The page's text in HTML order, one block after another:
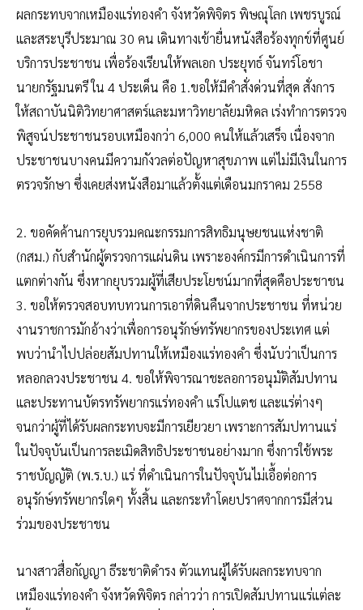
ผลกระทบจากเหมืองแร่ทองคำ จังหวัดพิจิตร พิษณุโลก เพชรบูรณ์
และสระบุรีประมาณ 30 คน เดินทางเข้ายื่นหนังสือร้องทุกข์ที่ศูนย์
บริการประชาชน เพื่อร้องเรียนให้พลเอก ประยุทธ์ จันทร์โอชา
นายกรัฐมนตรี ใน 4 ประเด็น คือ 1.ขอให้มีคำสั่งด่วนที่สุด สั่งการ
ให้สถาบันนิติวิทยาศาสตร์และมหาวิทยาลัยมหิดล เร่งทำการตรวจ
พิสูจน์ประชาชนรอบเหมืองกว่า 6,000 คนให้แล้วเสร็จ เนื่องจาก
ประชาชนบางคนมีความกังวลต่อปัญหาสุขภาพ แต่ไม่มีเงินในการ
ตรวจรักษา ซึ่งเคยส่งหนังสือมาแล้วตั้งแต่เดือนมกราคม 2558
2. ขอคัดค้านการยุบรวมคณะกรรมการสิทธิมนุษยชนแห่งชาติ
(กสม.) กับสำนักผู้ตรวจการแผ่นดิน เพราะองค์กรมีการดำเนินการที่
แตกต่างกัน ซึ่งหากยุบรวมผู้ที่เสียประโยชน์มากที่สุดคือประชาชน
3. ขอให้ตรวจสอบทบทวนการเอาที่ดินคืนจากประชาชน ที่หน่วย
งานราชการมักอ้างว่าเพื่อการอนุรักษ์ทรัพยากรของประเทศ แต่
พบว่านำไปปล่อยสัมปทานให้เหมืองแร่ทองคำ ซึ่งนับว่าเป็นการ
หลอกลวงประชาชน 4. ขอให้พิจารณาชะลอการอนุมัติสัมปทาน
และประทานบัตรทรัพยากรแร่ทองคำ แร่โปแตช และแร่ต่างๆ
จนกว่าผู้ที่ได้รับผลกระทบจะมีการเยียวยา เพราะการสัมปทานแร่
ในปัจจุบันเป็นการละเมิดสิทธิประชาชนอย่างมาก ซึ่งการใช้พระ
ราชบัญญัติ (พ.ร.บ.) แร่ ที่ดำเนินการในปัจจุบันไม่เอื้อต่อการ
อนุรักษ์ทรัพยากรใดๆ ทั้งสิ้น และกระทำโดยปราศจากการมีส่วน
ร่วมของประชาชน
นางสาวสื่อกัญญา ธีระชาติดำรง ตัวแทนผู้ได้รับผลกระทบจาก
เหมืองแร่ทองคำ จังหวัดพิจิตร กล่าวว่า การเปิดสัมปทานแร่แต่ละ